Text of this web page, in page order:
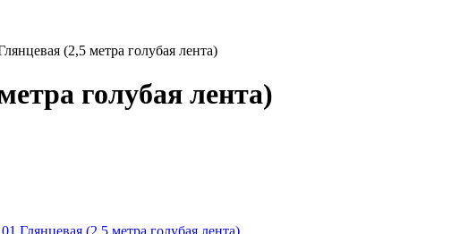
(2,5 метра голубая лента)
голубая лента)